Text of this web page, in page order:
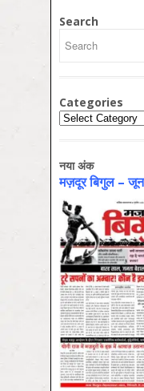
Search
Categories
Categories
नया अंक
मज़दूर बिगुल –